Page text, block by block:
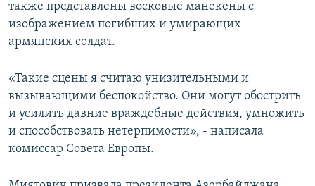
также представлены восковые манекены с
изображением погибших и умирающих
армянских солдат.
«Такие сцены я считаю унизительными и
вызывающими беспокойство. Они могут обострить
и усилить давние враждебные действия, умножить
и способствовать нетерпимости», - написала
комиссар Совета Европы.